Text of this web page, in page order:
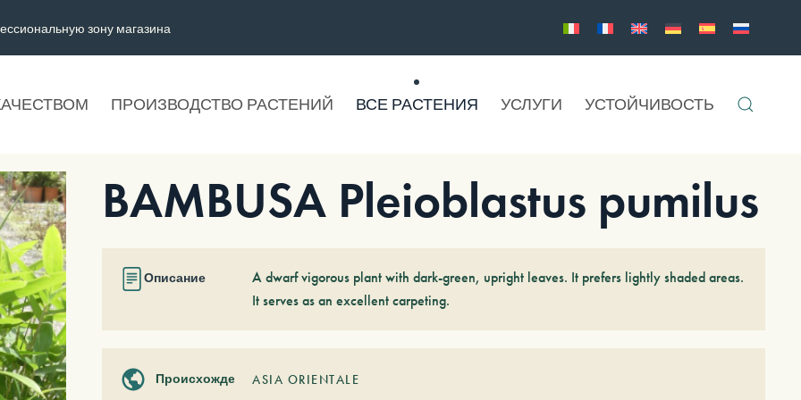
зону магазина
ПРОИЗВОДСТВО РАСТЕНИЙ ВСЕ РАСТЕНИЯ УСЛУГИ УСТОЙЧИВОСТЬ
BAMBUSA Pleioblastus pumilus
Описание
A dwarf vigorous plant with dark-green, upright leaves. It prefers lightly shaded areas.
It serves as an excellent carpeting.
ПроисхождениеASIA ORIENTALE